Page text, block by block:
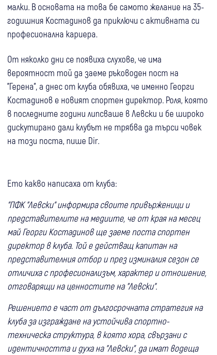
малки. В основата на това бе самото желание на 35-
годишния Костадинов да приключи с активната си
професионална кариера.
От няколко дни се появиха слухове, че има
вероятност той да заеме ръководен пост на
"Герена", а днес от клуба обявиха, че именно Георги
Костадинов е новият спортен директор. Роля, която
в последните години липсваше в Левски и бе широко
дискутирано дали клубът не трябва да търси човек
на този поста, пише Dir.
Ето какво написаха от клуба:
"ПФК "Левски" информира своите привърженици и
представителите на медиите, че от края на месец
май Георги Костадинов ще заеме поста спортен
директор в клуба. Той е действащ капитан на
представителния отбор и през изминалия сезон се
отличиха с професионализъм, характер и отношение,
отговарящи на ценностите на "Левски".
Решението е част от дългосрочната стратегия на
клуба за изграждане на устойчива спортно-
техническа структура, в която хора, свързани с
идентичността и духа на "Левски", да имат водеща